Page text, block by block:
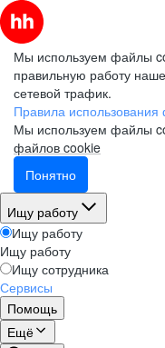
Мы используем файлы
правильную работу
сетевой трафик.
Правила
Мы используем файлы
файлов cookie
Понятно
Ищу работу
Ищу работу
Ищу работу
Ищу сотрудника
Сервисы
Помощь
Ещё